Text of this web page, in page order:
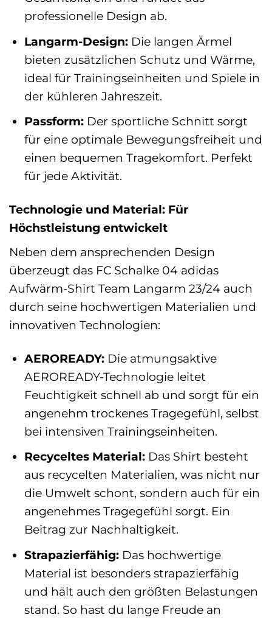
professionelle Design ab.
Langarm-Design:Die langen Ärmel
bieten zusätzlichen Schutz und Wärme,
ideal für Trainingseinheiten und Spiele in
der kühleren Jahreszeit.
Passform:Der sportliche Schnitt sorgt
für eine optimale Bewegungsfreiheit und
einen bequemen Tragekomfort. Perfekt
für jede Aktivität.
Technologie und Material: Für
Höchstleistung entwickelt
Neben dem ansprechenden Design
überzeugt das FC Schalke 04 adidas
Aufwärm-Shirt Team Langarm 23/24 auch
durch seine hochwertigen Materialien und
innovativen Technologien:
AEROREADY:Die atmungsaktive
AEROREADY-Technologie leitet
Feuchtigkeit schnell ab und sorgt für ein
angenehm trockenes Tragegefühl, selbst
bei intensiven Trainingseinheiten.
Recyceltes Material:Das Shirt besteht
aus recycelten Materialien, was nicht nur
die Umwelt schont, sondern auch für ein
angenehmes Tragegefühl sorgt. Ein
Beitrag zur Nachhaltigkeit.
Strapazierfähig:Das hochwertige
Material ist besonders strapazierfähig
und hält auch den größten Belastungen
stand. So hast du lange Freude an